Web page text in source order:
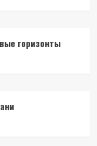
горизонты